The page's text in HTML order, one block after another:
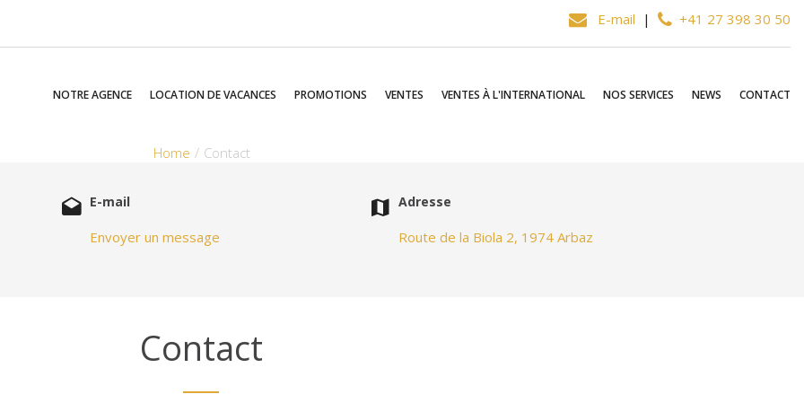
E-mail | +41 27 398 30 50
NOTRE AGENCE LOCATION DE VACANCES PROMOTIONS VENTES VENTES À L'INTERNATIONAL NOS SERVICES NEWS CONTACT
Home Contact
E-mail
Envoyer un message
Adresse
Route de la Biola 2, 1974 Arbaz
Contact